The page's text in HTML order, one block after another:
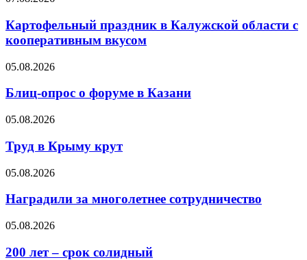
Картофельный праздник в Калужской области с
кооперативным вкусом
05.08.2026
Блиц-опрос о форуме в Казани
05.08.2026
Труд в Крыму крут
05.08.2026
Наградили за многолетнее сотрудничество
05.08.2026
200 лет – срок солидный